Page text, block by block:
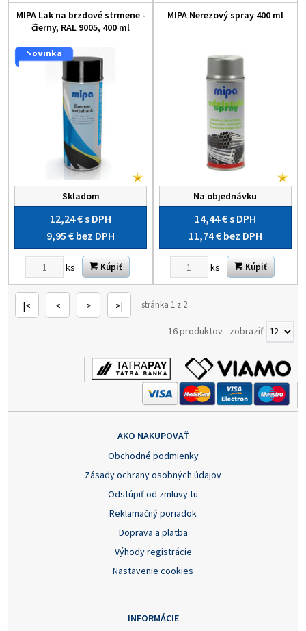
MIPA Lak na brzdové strmene -
čierny, RAL 9005, 400 ml
Skladom
12,24 €s DPH
9,95 € bez DPH
ks Kúpiť
MIPA Nerezový spray 400 ml
Na objednávku
14,44 €s DPH
11,74 € bez DPH
ks Kúpiť
|< < > >| stránka 1 z 2
16 produktov- zobraziť
AKO NAKUPOVAŤ
Obchodné podmienky
Zásady ochrany osobných údajov
Odstúpiť od zmluvy tu
Reklamačný poriadok
Doprava a platba
Výhody registrácie
Nastavenie cookies
INFORMÁCIE